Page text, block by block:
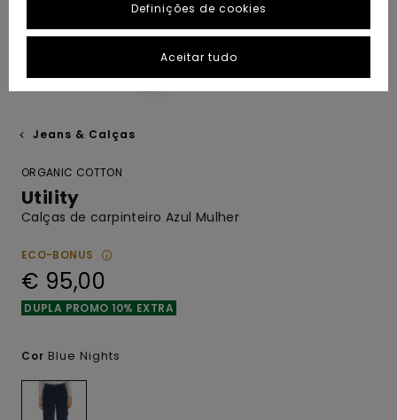
Jeans & Calças
ORGANIC COTTON
Utility
Calças de carpinteiro Azul Mulher
ECO-BONUS
€ 95,00
DUPLA PROMO 10% EXTRA
Cor Blue Nights
Definições de cookies
Aceitar tudo